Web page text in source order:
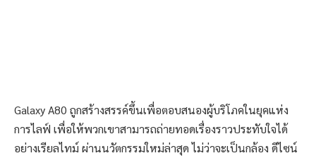
Galaxy A80 ถูกสร้างสรรค์ขึ้นเพื่อตอบสนองผู้บริโภคในยุคแห่ง
การไลฟ์ เพื่อให้พวกเขาสามารถถ่ายทอดเรื่องราวประทับใจได้
อย่างเรียลไทม์ ผ่านนวัตกรรมใหม่ล่าสุด ไม่ว่าจะเป็นกล้อง ดีไซน์